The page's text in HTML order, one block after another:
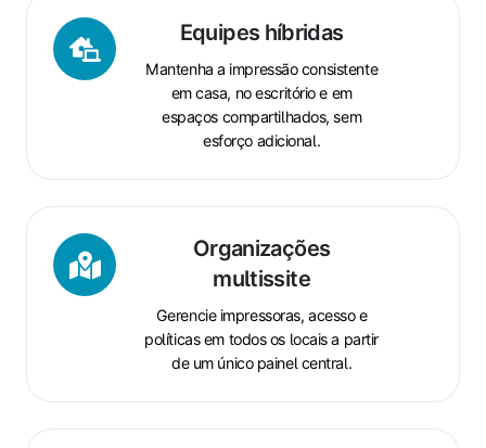
Equipes híbridas
Mantenha a impressão consistente
em casa, no escritório e em
espaços compartilhados, sem
esforço adicional.
Equipes
híbridas
Organizações
multissite
Gerencie impressoras, acesso e
políticas em todos os locais a partir
de um único painel central.
Organizações
multissite